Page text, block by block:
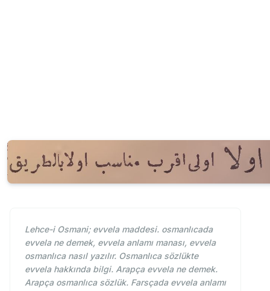
Lehce-i Osmani; evvela maddesi. osmanlıcada
evvela ne demek, evvela anlamı manası, evvela
osmanlıca nasıl yazılır. Osmanlıca sözlükte
evvela hakkında bilgi. Arapça evvela ne demek.
Arapça osmanlıca sözlük. Farsçada evvela anlamı